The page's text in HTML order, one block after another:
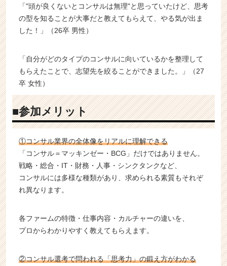
「"頭が良くないとコンサルは無理"と思っていたけど、思考
の型を知ることが大事だと教えてもらえて、やる気が出ま
した！」（26卒 男性）
「自分がどのタイプのコンサルに向いているかを整理して
もらえたことで、志望先を絞ることができました。」（27
卒 女性）
■参加メリット
①コンサル業界の全体像をリアルに理解できる
「コンサル＝マッキンゼー・BCG」だけではありません。
戦略・総合・IT・財務・人事・シンクタンクなど、
コンサルには多様な種類があり、求められる素質もそれぞ
れ異なります。
各ファームの特徴・仕事内容・カルチャーの違いを、
プロからわかりやすく教えてもらえます。
②コンサル選考で問われる「思考力」の鍛え方がわかる